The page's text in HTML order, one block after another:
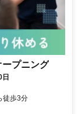
プニング
徒歩3分